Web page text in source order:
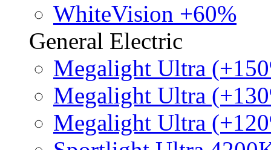
WhiteVision +60%
General Electric
Megalight Ultra
Megalight Ultra
Megalight Ultra